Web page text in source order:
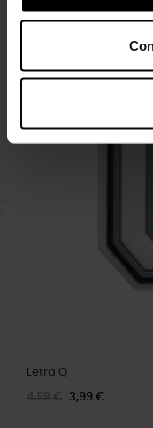
Letra Q
4,99 € 3,99 €